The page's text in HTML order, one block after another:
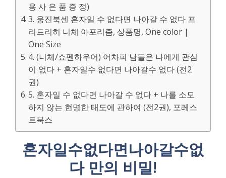
용 사 은 품 증 정)
3. 웅진북센 혼자일 수 없다면 나아갈 수 없다 프
리드리히 니체 아포리즘, 상품명, One color |
One Size
4. (니체/쇼펜하우어) 어차피 남들은 나에게 관심
이 없다 + 혼자일수 없다면 나아갈수 없다 (전2
권)
5. 혼자일 수 없다면 나아갈 수 없다 + 나를 소모
하지 않는 현명한 태도에 관하여 (전2권), 포레스
트북스
혼자일수없다면나아갈수없
다 만의 비밀!